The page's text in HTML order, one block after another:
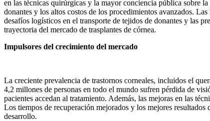
en las técnicas quirúrgicas y la mayor conciencia pública sobre
donantes y los altos costos de los procedimientos avanzados.
desafíos logísticos en el transporte de tejidos de donantes y las
trayectoria del mercado de trasplantes de córnea.
Impulsores del crecimiento del mercado
La creciente prevalencia de trastornos corneales, incluidos el
4,2 millones de personas en todo el mundo sufren pérdida de
pacientes accedan al tratamiento. Además, las mejoras en las
Los tiempos de recuperación mejorados y los mejores
desarrollo.